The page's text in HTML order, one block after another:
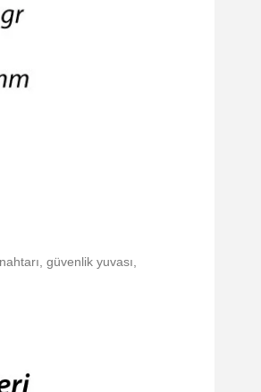
güvenlik yuvası,